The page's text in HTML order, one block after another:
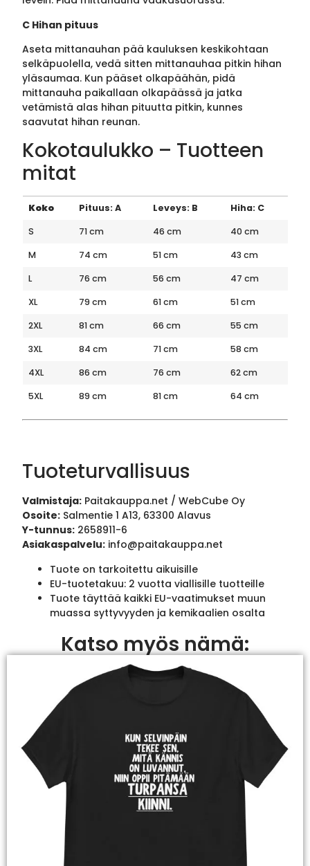
C Hihan pituus
Aseta mittanauhan pää kauluksen keskikohtaan
selkäpuolella, vedä sitten mittanauhaa pitkin hihan
yläsaumaa. Kun pääset olkapäähän, pidä
mittanauha paikallaan olkapäässä ja jatka
vetämistä alas hihan pituutta pitkin, kunnes
saavutat hihan reunan.
Kokotaulukko – Tuotteen
mitat
Koko Pituus: A Leveys: B
Hiha: C
S
71 cm 46 cm
40 cm
M
74 cm 51 cm
43 cm
L
76 cm 56 cm
47 cm
XL
79 cm 61 cm
51 cm
2XL
81 cm 66 cm
55 cm
3XL
84 cm 71 cm
58 cm
4XL
86 cm 76 cm
62 cm
5XL
89 cm 81 cm 64 cm
Tuoteturvallisuus
Valmistaja: Paitakauppa.net / WebCube Oy
Osoite: Salmentie 1 A13, 63300 Alavus
Y-tunnus: 2658911-6
Asiakaspalvelu: info@paitakauppa.net
Tuote on tarkoitettu aikuisille
EU-tuotetakuu: 2 vuotta viallisille tuotteille
Tuote täyttää kaikki EU-vaatimukset muun
muassa syttyvyyden ja kemikaalien osalta
Katso myös nämä: